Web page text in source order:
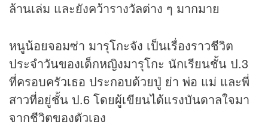
ล้านเล่ม และยังคว้ารางวัลต่าง ๆ มากมาย
หนูน้อยจอมซ่า มารุโกะจัง เป็นเรื่องราวชีวิต
ประจำวันของเด็กหญิงมารุโกะ นักเรียนชั้น ป.3
ที่ครอบครัวเธอ ประกอบด้วยปู่ ย่า พ่อ แม่ และพี่
สาวที่อยู่ชั้น ป.6 โดยผู้เขียนได้แรงบันดาลใจมา
จากชีวิตของตัวเอง